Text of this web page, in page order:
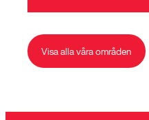
Visa alla våra områden